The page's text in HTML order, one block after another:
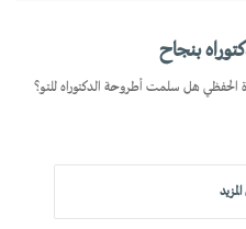
الحفظي هل سلمت أطروحة الدكتوراه للتو؟